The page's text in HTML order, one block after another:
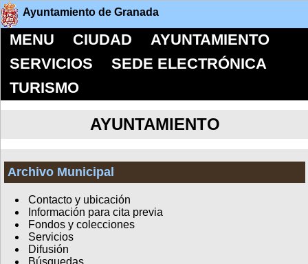
Ayuntamiento de Granada
MENU CIUDAD
AYUNTAMIENTO
SERVICIOS
SEDE ELECTRÓNICA
TURISMO
AYUNTAMIENTO
Archivo Municipal
Contacto y ubicación
Información para cita previa
Fondos y colecciones
Servicios
Difusión